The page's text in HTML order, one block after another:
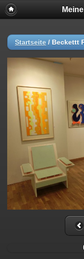
Startseite / Beckettt